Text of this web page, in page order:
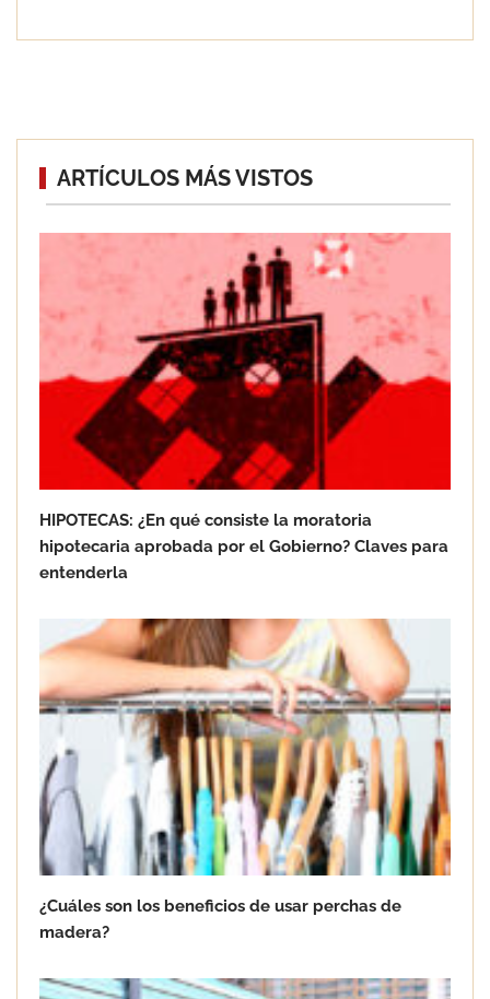
Cerrajería en la era del Internet de las
Cosas y la IA
Seguridad física y control de accesos:
el pilar de la prevención contra el robo
en España
cerraduras actuales y sus ventajas
ARTÍCULOS MÁS VISTOS
HIPOTECAS: ¿En qué consiste la moratoria
hipotecaria aprobada por el Gobierno? Claves para
entenderla
¿Cuáles son los beneficios de usar perchas de
madera?